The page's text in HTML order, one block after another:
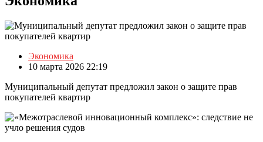
Экономика
10 марта 2026 22:19
Муниципальный депутат предложил закон о защите прав
покупателей квартир